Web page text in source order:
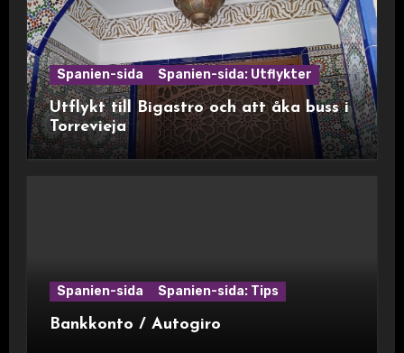
Spanien-sida Spanien-sida: Utflykter
Utflykt till Bigastro och att åka buss i
Torrevieja
Spanien-sida Spanien-sida: Tips
Bankkonto / Autogiro